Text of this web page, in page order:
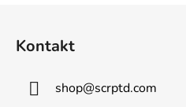
Kontakt
shop@scrptd.com